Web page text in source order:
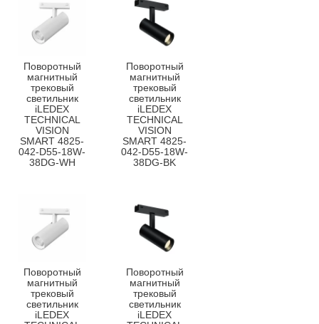
Поворотный
магнитный
трековый
светильник
iLEDEX
TECHNICAL
VISION
SMART 4825-
042-D55-18W-
38DG-WH
Поворотный
магнитный
трековый
светильник
iLEDEX
TECHNICAL
VISION
SMART 4825-
042-D55-18W-
38DG-BK
Поворотный
магнитный
трековый
светильник
iLEDEX
Поворотный
магнитный
трековый
светильник
iLEDEX